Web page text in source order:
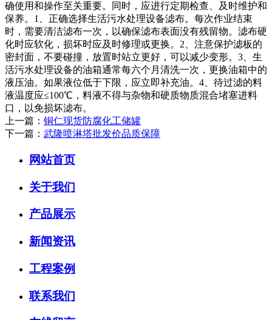
确使用和操作至关重要。同时，应进行定期检查、及时维护和
保养。1、正确选择生活污水处理设备滤布。每次作业结束
时，需要清洁滤布一次，以确保滤布表面没有残留物。滤布硬
化时应软化，损坏时应及时修理或更换。2、注意保护滤板的
密封面，不要碰撞，放置时站立更好，可以减少变形。3、生
活污水处理设备的油箱通常每六个月清洗一次，更换油箱中的
液压油。如果液位低于下限，应立即补充油。4、待过滤的料
液温度应≤100℃，料液不得与杂物和硬质物质混合堵塞进料
口，以免损坏滤布。
上一篇： 铜仁现货防腐化工储罐
下一篇： 武隆喷淋塔批发价品质保障
网站首页
关于我们
产品展示
新闻资讯
工程案例
联系我们